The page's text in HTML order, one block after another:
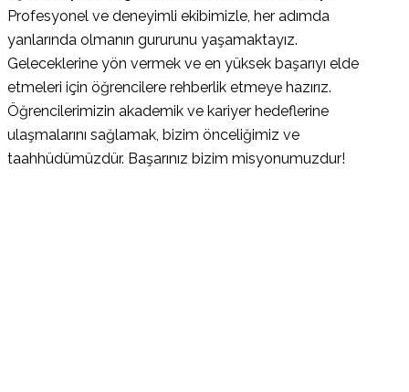
Profesyonel ve deneyimli ekibimizle, her adımda
yanlarında olmanın gururunu yaşamaktayız.
Geleceklerine yön vermek ve en yüksek başarıyı elde
etmeleri için öğrencilere rehberlik etmeye hazırız.
Öğrencilerimizin akademik ve kariyer hedeflerine
ulaşmalarını sağlamak, bizim önceliğimiz ve
taahhüdümüzdür. Başarınız bizim misyonumuzdur!